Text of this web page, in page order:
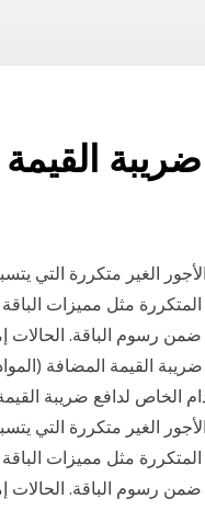
الغير متكررة التي
مثل مميزات
ضمن رسوم الباقة.
لدافع ضريبة القيمة
الغير متكررة التي
مثل مميزات
ضمن رسوم الباقة.